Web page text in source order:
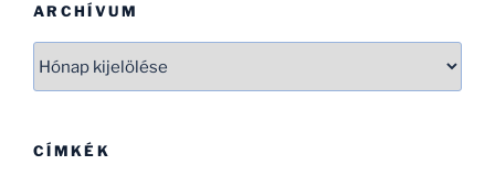
ARCHÍVUM
CÍMKÉK